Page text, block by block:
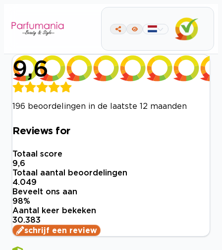
9,6
196 beoordelingen in de laatste 12 maanden
Reviews for
Totaal score
9,6
Totaal aantal beoordelingen
4.049
Beveelt ons aan
98%
Aantal keer bekeken
30.383
schrijf een review